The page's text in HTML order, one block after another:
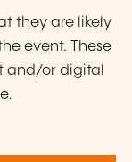
they are likely
event. These
and/or digital